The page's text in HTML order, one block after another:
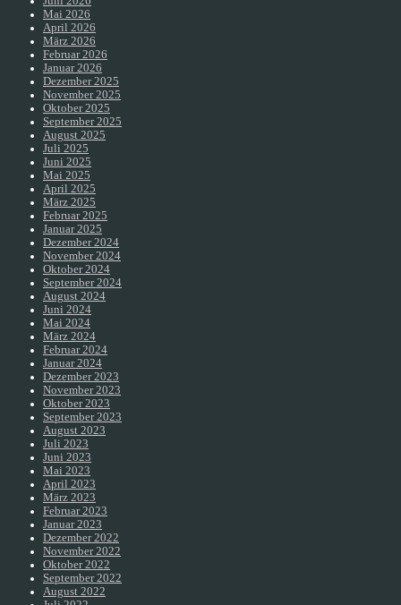
Mai 2026
April 2026
März 2026
Februar 2026
Januar 2026
Dezember 2025
November 2025
Oktober 2025
September 2025
August 2025
Juli 2025
Juni 2025
Mai 2025
April 2025
März 2025
Februar 2025
Januar 2025
Dezember 2024
November 2024
Oktober 2024
September 2024
August 2024
Juni 2024
Mai 2024
März 2024
Februar 2024
Januar 2024
Dezember 2023
November 2023
Oktober 2023
September 2023
August 2023
Juli 2023
Juni 2023
Mai 2023
April 2023
März 2023
Februar 2023
Januar 2023
Dezember 2022
November 2022
Oktober 2022
September 2022
August 2022